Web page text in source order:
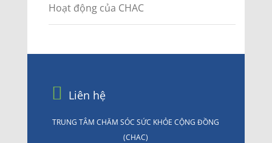
Hoạt động của CHAC
Liên hệ
TRUNG TÂM CHĂM SÓC SỨC KHỎE CỘNG ĐỒNG
(CHAC)